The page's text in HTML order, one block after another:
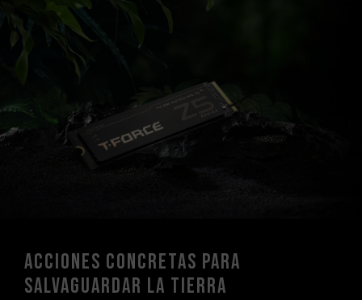
Acciones concretas para
salvaguardar la Tierra